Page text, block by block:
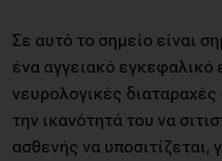
Σε αυτό το σημείο είναι
ένα αγγειακό εγκεφαλικό
νευρολογικές
την ικανότητά του να
ασθενής να υποσιτίζεται,